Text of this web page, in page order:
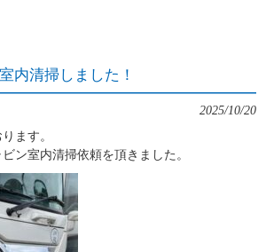
内清掃しました！
2025/10/20
ます。
ン室内清掃依頼を頂きました。